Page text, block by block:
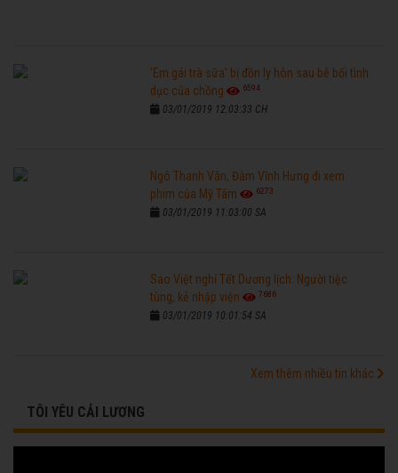
'Em gái trà sữa' bị đồn ly hôn sau bê bối tình
dục của chồng
6594
03/01/2019 12:03:33 CH
Ngô Thanh Vân, Đàm Vĩnh Hưng đi xem
phim của Mỹ Tâm
6273
03/01/2019 11:03:00 SA
Sao Việt nghỉ Tết Dương lịch: Người tiệc
tùng, kẻ nhập viện
7686
03/01/2019 10:01:54 SA
Xem thêm nhiều tin khác
TÔI YÊU CẢI LƯƠNG